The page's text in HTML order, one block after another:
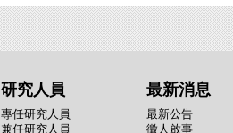
研究人員
專任研究人員
兼任研究人員
最新消息
最新公告
徵人啟事